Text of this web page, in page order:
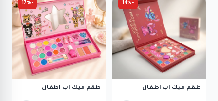
-14%
طقم ميك اب اطفال
-17%
طقم ميك اب اطفال